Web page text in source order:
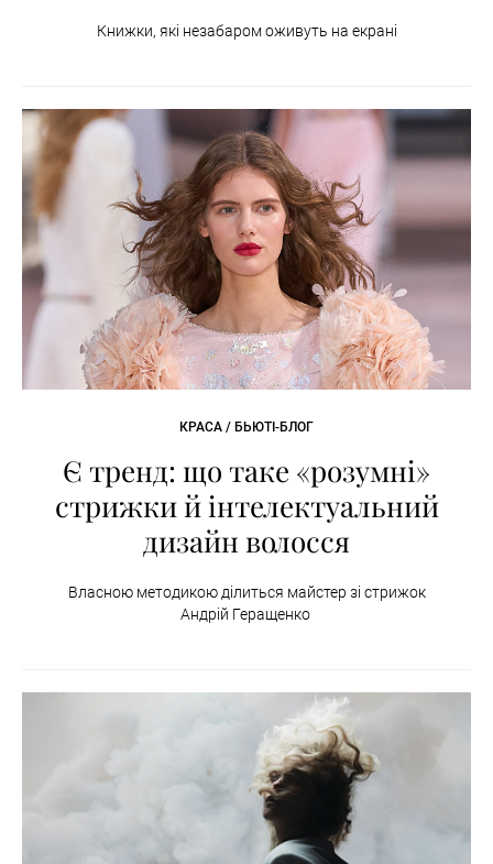
Книжки, які незабаром оживуть на екрані
КРАСА / БЬЮТІ-БЛОГ
Є тренд: що таке «розумні»
стрижки й інтелектуальний
дизайн волосся
Власною методикою ділиться майстер зі стрижок
Андрій Геращенко